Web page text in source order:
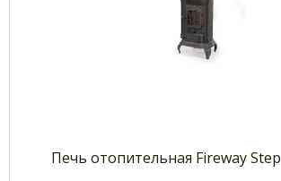
Печь отопительная Fireway Step